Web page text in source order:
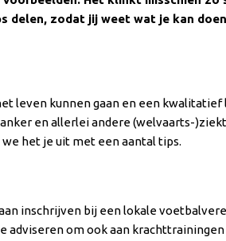
delen, zodat jij weet wat je kan
leven kunnen gaan en een
en allerlei andere (welvaarts-
het je uit met een aantal tips.
inschrijven bij een lokale
om ook aan